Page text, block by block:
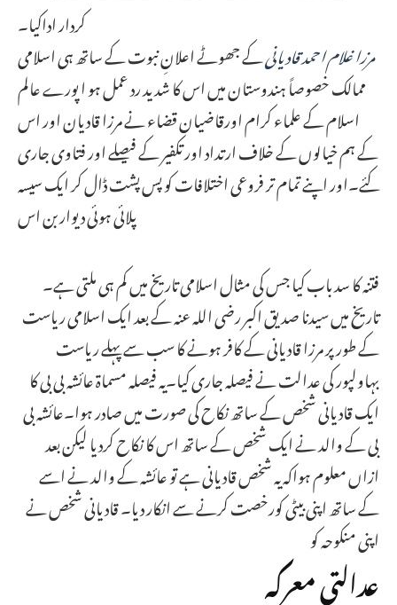
کردار اداکیا۔
مرزا غلام احمد قادیانیکے جھوٹے اعلانِ نبوت کے ساتھ ہی اسلامی
ممالک خصوصاً ہندوستان میں اس کا شدید رد عمل ہو ا پورے عالم
اسلام کے علماء کرام اورقاضیان قضاء نے مرزا قادیان اور اس
کے ہم خیالوں کے خلاف ارتداد اور تکفیر کے فیصلے اور فتاوی جاری
کئے۔اور اپنے تمام تر فروعی اختلافات کو پس پشت ڈال کر ایک سیسہ
پلائی ہوئی دیوار بن اس
فتنہ کا سد باب کیا جس کی مثال اسلامی تاریخ میں کم ہی ملتی ہے۔
تاریخ میں سیدنا صدیق اکبر رضی اللہ عنہ کے بعد ایک اسلامی ریاست
کے طور پر مرزا قادیانی کے کافر ہونے کا سب سے پہلے ریاست
بہاولپور کی عدالت نے فیصلہ جاری کیا۔یہ فیصلہ مسماۃ عائشہ بی بی کا
ایک قادیانی شخص کے ساتھ نکاح کی صورت میں صادر ہوا۔عائشہ بی
بی کے والد نے ایک شخص کے ساتھ اس کا نکاح کردیا لیکن بعد
ازاں معلوم ہواکہ یہ شخص قادیانی ہے تو عائشہ کے والد نے اسے
کے ساتھ اپنی بیٹی کورخصت کرنے سے انکار دیا۔ قادیانی شخص نے
اپنی منکوحہ کو
عدالتی معرکہ